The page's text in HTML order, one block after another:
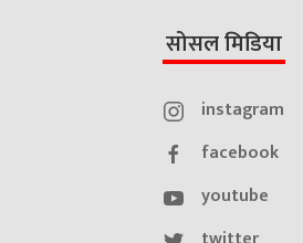
सोसल मिडिया
instagram
facebook
youtube